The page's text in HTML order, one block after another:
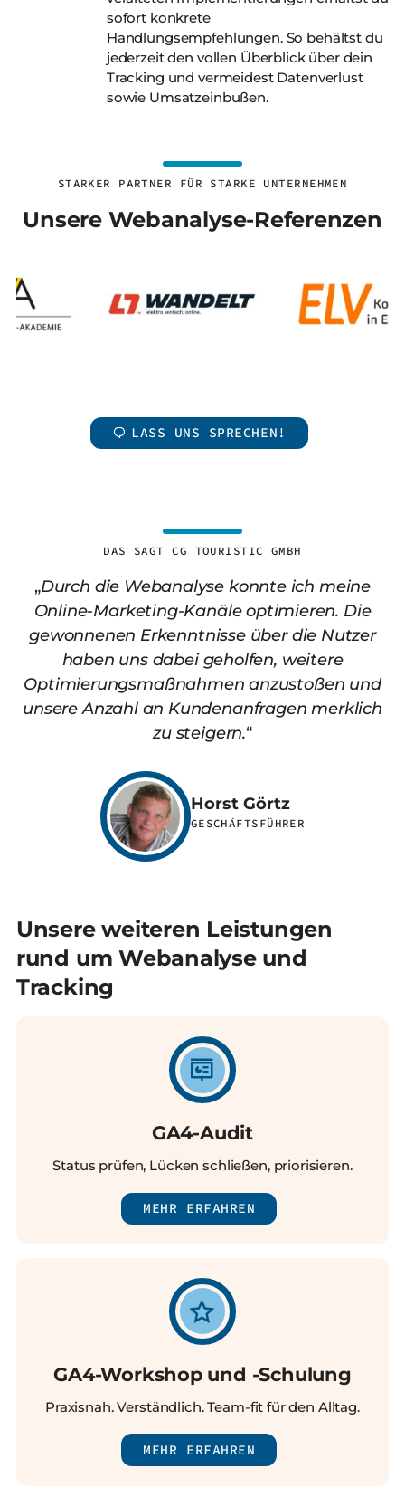
sofort konkrete
Handlungsempfehlungen. So behältst du
jederzeit den vollen Überblick über dein
Tracking und vermeidest Datenverlust
sowie Umsatzeinbußen.
STARKER PARTNER FÜR STARKE UNTERNEHMEN
Unsere Webanalyse-Referenzen
LASS UNS SPRECHEN!
DAS SAGT CG TOURISTIC GMBH
„Durch die Webanalyse konnte ich meine
Online-Marketing-Kanäle optimieren. Die
gewonnenen Erkenntnisse über die Nutzer
haben uns dabei geholfen, weitere
Optimierungsmaßnahmen anzustoßen und
unsere Anzahl an Kundenanfragen merklich
zu steigern.“
Horst Görtz
GESCHÄFTSFÜHRER
Unsere weiteren Leistungen
rund um Webanalyse und
Tracking
GA4-Audit
Status prüfen, Lücken schließen, priorisieren.
MEHR ERFAHREN
GA4-Workshop und -Schulung
Praxisnah. Verständlich. Team-fit für den Alltag.
MEHR ERFAHREN